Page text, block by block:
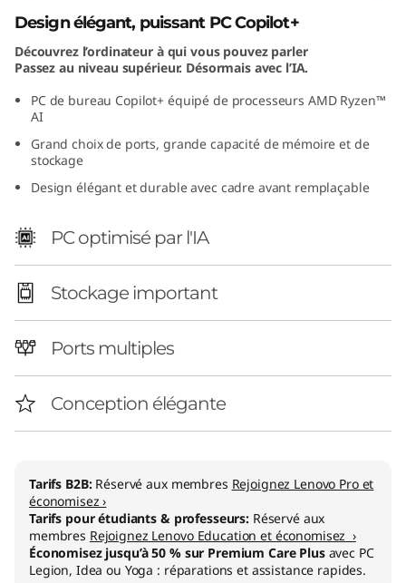
A
M
D
Design élégant, puissant PC Copilot+
Découvrez l’ordinateur à qui vous pouvez parler
Passez au niveau supérieur. Désormais avec l’IA.
PC de bureau Copilot+ équipé de processeurs AMD Ryzen™
AI
Grand choix de ports, grande capacité de mémoire et de
stockage
Design élégant et durable avec cadre avant remplaçable
PC optimisé par l'IA
Stockage important
Ports multiples
Conception élégante
Tarifs B2B: Réservé aux membres Rejoignez Lenovo Pro et
économisez ›
Tarifs pour étudiants & professeurs: Réservé aux
membres Rejoignez Lenovo Education et économisez ›
Économisez jusqu’à 50 % sur Premium Care Plusavec PC
Legion, Idea ou Yoga : réparations et assistance rapides.